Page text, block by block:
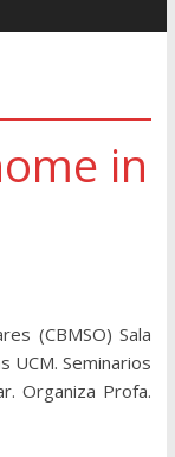
in
(CBMSO) Sala
UCM. Seminarios
Organiza Profa.